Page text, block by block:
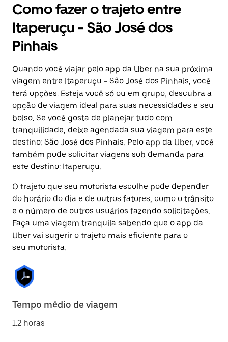
Como fazer o trajeto entre
Itaperuçu - São José dos
Pinhais
Quando você viajar pelo app da Uber na sua próxima
viagem entre Itaperuçu - São José dos Pinhais, você
terá opções. Esteja você só ou em grupo, descubra a
opção de viagem ideal para suas necessidades e seu
bolso. Se você gosta de planejar tudo com
tranquilidade, deixe agendada sua viagem para este
destino: São José dos Pinhais. Pelo app da Uber, você
também pode solicitar viagens sob demanda para
este destino: Itaperuçu.
O trajeto que seu motorista escolhe pode depender
do horário do dia e de outros fatores, como o trânsito
e o número de outros usuários fazendo solicitações.
Faça uma viagem tranquila sabendo que o app da
Uber vai sugerir o trajeto mais eficiente para o
seu motorista.
Tempo médio de viagem
1.2 horas